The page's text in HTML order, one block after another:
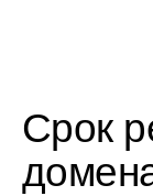
Срок